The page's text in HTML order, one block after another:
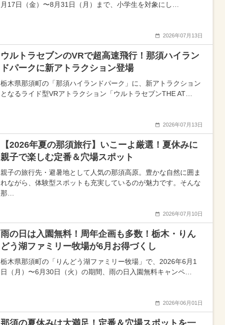
月17日（金）〜8月31日（月）まで、小学生を対象にし…
2026年07月13日
ウルトラセブンのVRで超高速飛行！那須ハイラン
ドパークに新アトラクション登場
栃木県那須町の「那須ハイランドパーク」に、新アトラクション
となるライド型VRアトラクション「ウルトラセブンTHE AT…
2026年07月13日
【2026年夏の那須旅行】いこーよ厳選！夏休みに
親子で楽しむ定番＆穴場スポット
親子の旅行先・避暑地として人気の那須高原。豊かな自然に囲ま
れながら、体験型スポットも充実しているのが魅力です。そんな
那…
2026年07月10日
雨の日は入園無料！周年企画も多数！栃木・りん
どう湖ファミリー牧場が6月お得づくし
栃木県那須町の「りんどう湖ファミリー牧場」で、2026年6月1
日（月）〜6月30日（火）の期間、雨の日入園無料キャンペ…
2026年06月01日
那須の夏休みは大満足！定番＆穴場スポットを一